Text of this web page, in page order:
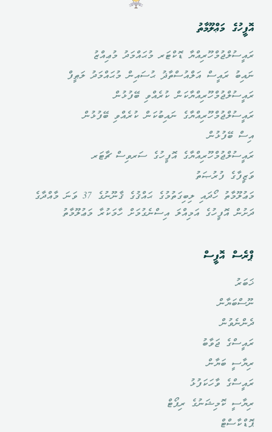
އޮފީހުގެ މަޢްލޫމާތު
ރައީސުލްޖުމްހޫރިއްޔާ ޑޮކްޓަރ މުޙައްމަދު މުޢިއްޒު
ނައިބު ރައީސް އަލްއުސްތާޛު ޙުސައިން މުޙައްމަދު ލަޠީފް
ރައީސުލްޖުމްހޫރިއްޔާކަން ކުރެއްވި ބޭފުޅުން
ރައީސުލްޖުމްހޫރިއްޔާގެ ނައިބުކަން ކުރެއްވި ބޭފުޅުން
އިސް ބޭފުޅުން
ރައީސުލްޖުމްހޫރިއްޔާގެ އޮފީހުގެ ސަރވިސް ޗާޓަރ
ވަޒީފާގެ ފުރުޞަތު
މަޢުލޫމާތު ހޯދައި ލިބިގަތުމުގެ ޙައްޤުގެ ޤާނޫނުގެ 37 ވަނަ މާއްދާގެ
ދަށުން އޮފީހުގެ އަމިއްލަ އިސްނެގުމަށް ހާމަކުރާ މަޢުލޫމާތު
ޕްރެސް އޮފީސް
ޚަބަރު
ނޫސްބަޔާން
ދެންނެވުން
ރައީސްގެ ޖަވާބު
ރިޔާސީ ބަޔާން
ރައީސްގެ ވާހަކަފުޅު
ރިޔާސީ ކޮމިޝަނުގެ ރިޕޯޓް
ޕޮޑްކާސްޓް